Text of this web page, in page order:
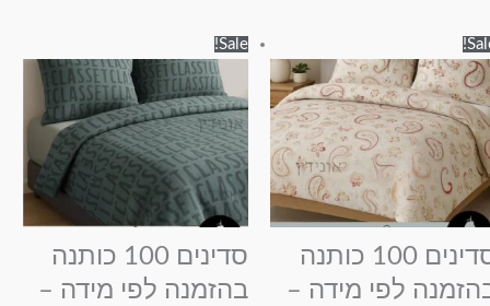
סדינים 100 כותנה
לפי מידה –
עד
⁦₪180.00⁩
זה
יש
מספר
סוגים.
ניתן
לבחור
את
האפשרויות
Sale!
סדינים 100 כותנה
בהזמנה לפי מידה –
עד
⁦₪180.00⁩
זה
יש
מספר
סוגים.
ניתן
לבחור
את
האפשרויות